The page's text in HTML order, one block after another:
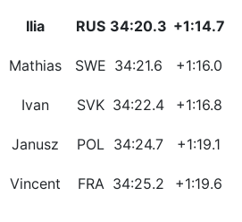
Ilia RUS 34:20.3 +1:14.7
Mathias SWE 34:21.6 +1:16.0
Ivan SVK 34:22.4 +1:16.8
Janusz POL 34:24.7 +1:19.1
Vincent FRA 34:25.2 +1:19.6